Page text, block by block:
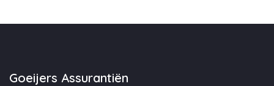
Goeijers Assurantiën